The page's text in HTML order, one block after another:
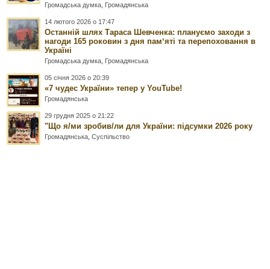
Громадська думка Громадянська
14 лютого 2026 о 17:47
Останній шлях Тараса Шевченка: плануємо заходи з
нагоди 165 роковин з дня памʼяті та перепоховання в
Україні
Громадська думка Громадянська
05 січня 2026 о 20:39
«7 чудес України» тепер у YouTube!
Громадянська
29 грудня 2025 о 21:22
"Що я/ми зробив/ли для України: підсумки 2026 року
Громадянська ,Суспільство